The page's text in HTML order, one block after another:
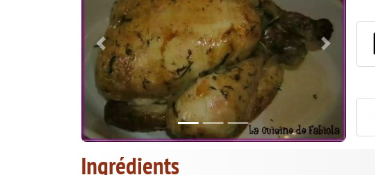
Précédent Suivant
Ingrédients